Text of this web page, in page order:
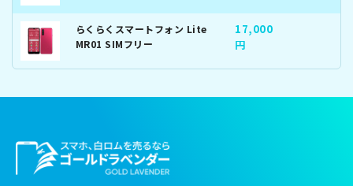
らくらくスマートフォン Lite
MR01 SIMフリー
17,000
円